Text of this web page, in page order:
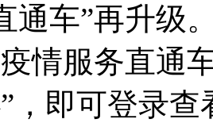
通车”再升级
情服务直通
，即可登录